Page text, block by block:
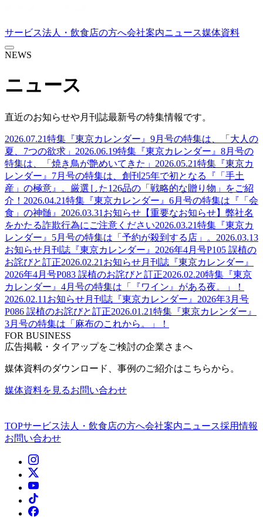
サービス法人・飲食店の方へ会社案内ニュース媒体資料
NEWS
ニュース
直近のお知らせや月刊誌最新号の特集情報です。
2026.07.21特集 『東京カレンダー』9月号の特集は、「大人の
夏、7つの欲求」 2026.06.19特集 『東京カレンダー』8月号の
特集は、「焼き鳥が艶めいてきた」 2026.05.21特集 『東京カ
レンダー』7月号の特集は、創刊25年で初となる『「手土
産」の極意』。厳選した126品の「戦略的な贈り物」をご紹
介！ 2026.04.21特集 『東京カレンダー』6月号の特集は『「会
食」の神髄』 2026.03.31 お知らせ 【重要なお知らせ】弊社名
をかたる詐欺行為にご注意ください2026.03.21特集 『東京カ
レンダー』5月号の特集は「予約が殺到する店」。 2026.03.13
お知らせ月刊誌『東京カレンダー』2026年4月号P105 誤植の
お詫びと訂正2026.02.21 お知らせ月刊誌『東京カレンダー』
2026年4月号P083 誤植のお詫びと訂正2026.02.20特集 『東京
カレンダー』4月号の特集は「『ワイン』がある夜。」！
2026.02.11 お知らせ月刊誌『東京カレンダー』2026年3月号
P086 誤植のお詫びと訂正2026.01.21特集 『東京カレンダー』
3月号の特集は「麻布のこれから。」！
FOR BUSINESS
広告掲載・タイアップをご検討の企業さまへ
媒体資料のダウンロード、事例のご紹介はこちらから。
媒体資料を見るお問い合わせ
TOPサービス法人・飲食店の方へ会社案内ニュース採用情報
お問い合わせ